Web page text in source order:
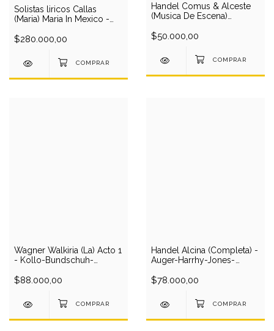
Solistas liricos Callas
(Maria) Maria In Mexico -
Norma-Tosca)(1950/1) (10
$280.000,00
Handel Comus & Alceste
(Musica De Escena)
M.Cable-D.Thomas-
Music/Hogwood (1 CD)
$50.000,00
Wagner Walkiria (La) Acto 1
- Kollo-Bundschuh-
Phil/Tennstedt (1 CD)
$88.000,00
Handel Alcina (Completa) -
Auger-Harrhy-Jones-
(3 CD)
$78.000,00